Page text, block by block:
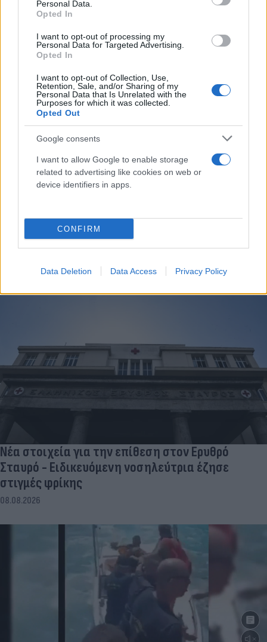
Personal Data.
Opted In
I want to opt-out of processing my
Personal Data for Targeted Advertising.
Opted In
I want to opt-out of Collection, Use,
Retention, Sale, and/or Sharing of my
Personal Data that Is Unrelated with the
Purposes for which it was collected.
Opted Out
Google consents
I want to allow Google to enable storage
related to advertising like cookies on web or
device identifiers in apps.
CONFIRM
Data Deletion Data Access Privacy Policy
26χρονου, ο γάμος, η ξαφνική αλλαγή και η
μοιραία νύχτα
08.08.2026
Τα πρώτα στοιχεία για τη νεκρή γυναίκα στον
Λυκαβηττό - Θάνατο από πτώση «βλέπει» ο
ιατροδικαστής
Νέα στοιχεία για την επίθεση στον Ερυθρό
Σταυρό - Ειδικευόμενη νοσηλεύτρια έζησε
στιγμές φρίκης
08.08.2026